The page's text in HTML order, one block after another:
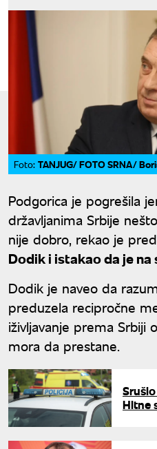
Foto: TANJUG/ FOTO SRNA/
Podgorica je pogrešila
državljanima Srbije
nije dobro, rekao je
Dodik i istakao da je na
Dodik je naveo da
preduzela recipročne
iživljavanje prema Srbiji
mora da prestane.
Hitne